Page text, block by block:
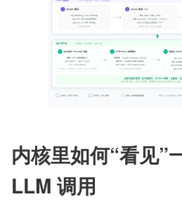
内核里如何“看见”
LLM 调用